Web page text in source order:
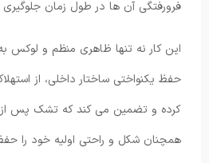
فرورفتگی آن ها در طول زمان جلوگیری
این کار نه تنها ظاهری منظم و
حفظ یکنواختی ساختار داخلی، از
کرده و تضمین می کند که تشک پس از
همچنان شکل و راحتی اولیه خود را